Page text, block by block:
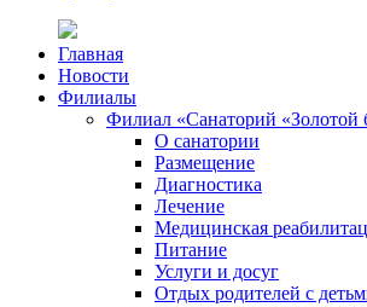
Главная
Новости
Филиалы
Филиал «Санаторий «Золотой
О санатории
Размещение
Диагностика
Лечение
Медицинская
Питание
Услуги и досуг
Отдых родителей с